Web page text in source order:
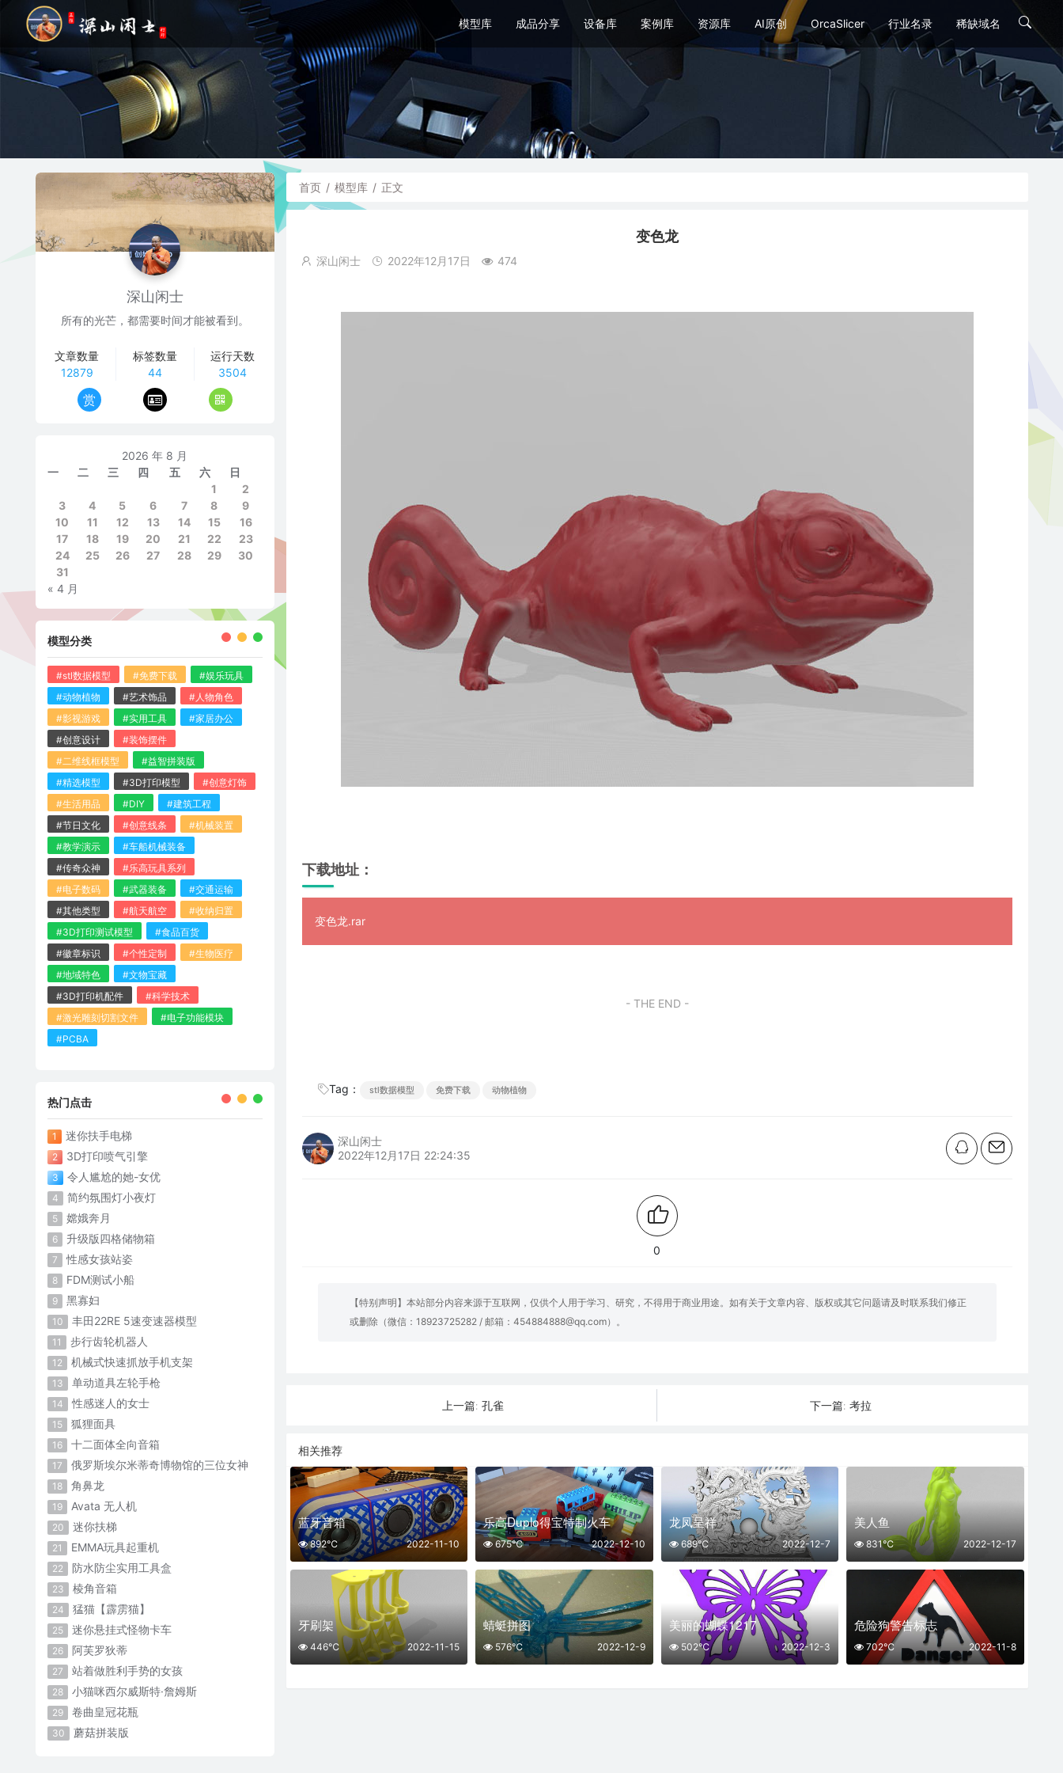
模型库 成品分享 设备库 案例库 资源库 AI原创 OrcaSlicer 行业名录 稀缺域名
首页 / 模型库 / 正文
变色龙
深山闲士 2022年12月17日 474
下载地址：
变色龙.rar
- THE END -
Tag： stl数据模型 免费下载 动物植物
深山闲士
2022年12月17日 22:24:35
0
【特别声明】本站部分内容来源于互联网，仅供个人用于学习、研究，不得用于商业用途。如有关于文章内容、版权或其它问题请及时联系我们修正
或删除（微信：18923725282 / 邮箱：454884888@qq.com）。
上一篇: 孔雀 下一篇: 考拉
相关推荐
蓝牙音箱
2022-11-10
892℃
乐高Duplo得宝特制火车
2022-12-10
675℃
龙凤呈祥
2022-12-7
689℃
美人鱼
2022-12-17
831℃
牙刷架
2022-11-15
446℃
蜻蜓拼图
2022-12-9
576℃
美丽的蝴蝶1217
2022-12-3
502℃
危险狗警告标志
2022-11-8
702℃
深山闲士
所有的光芒，都需要时间才能被看到。
文章数量
12879
标签数量
44
运行天数
3504
赏
2026 年 8 月
一
二 三 四 五 六
日
1
2
3
4 5 6 7 8
9
10
11 12 13 14 15
16
17
18 19 20 21 22
23
24
25 26 27 28 29
30
31
« 4 月
模型分类
#stl数据模型 #免费下载
#娱乐玩具
#动物植物
#艺术饰品
#人物角色
#影视游戏
#实用工具
#家居办公
#创意设计
#装饰摆件
#二维线框模型
#益智拼装版
#精选模型
#3D打印模型
#创意灯饰
#生活用品
#DIY
#建筑工程
#节日文化
#创意线条
#机械装置
#教学演示
#车船机械装备
#传奇众神
#乐高玩具系列
#电子数码
#武器装备
#交通运输
#其他类型
#航天航空
#收纳归置
#3D打印测试模型
#食品百货
#徽章标识
#个性定制
#生物医疗
#地域特色
#文物宝藏
#3D打印机配件
#科学技术
#激光雕刻切割文件
#电子功能模块
#PCBA
热门点击
1 迷你扶手电梯
2 3D打印喷气引擎
3 令人尴尬的她-女优
4 简约氛围灯小夜灯
5 嫦娥奔月
6 升级版四格储物箱
7 性感女孩站姿
8 FDM测试小船
9 黑寡妇
10 丰田22RE 5速变速器模型
11 步行齿轮机器人
12 机械式快速抓放手机支架
13 单动道具左轮手枪
14 性感迷人的女士
15 狐狸面具
16 十二面体全向音箱
17 俄罗斯埃尔米蒂奇博物馆的三位女神
18 角鼻龙
19 Avata 无人机
20 迷你扶梯
21 EMMA玩具起重机
22 防水防尘实用工具盒
23 棱角音箱
24 猛猫【霹雳猫】
25 迷你悬挂式怪物卡车
26 阿芙罗狄蒂
27 站着做胜利手势的女孩
28 小猫咪西尔威斯特·詹姆斯
29 卷曲皇冠花瓶
30 蘑菇拼装版